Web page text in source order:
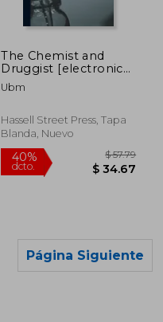
45%
The Chemist and
Druggist [electronic
Resource]; Vol. 169 =
no. 4087 (21 June
Ubm
Hassell Street Press, Tapa
Blanda, Nuevo
Página Siguiente